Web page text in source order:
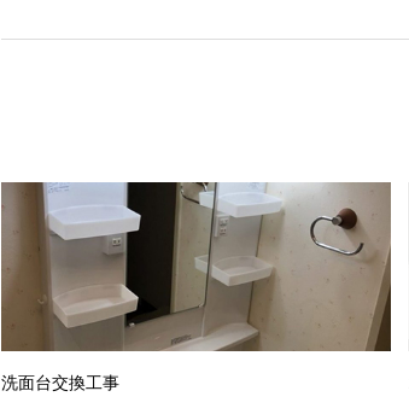
洗面台交換工事